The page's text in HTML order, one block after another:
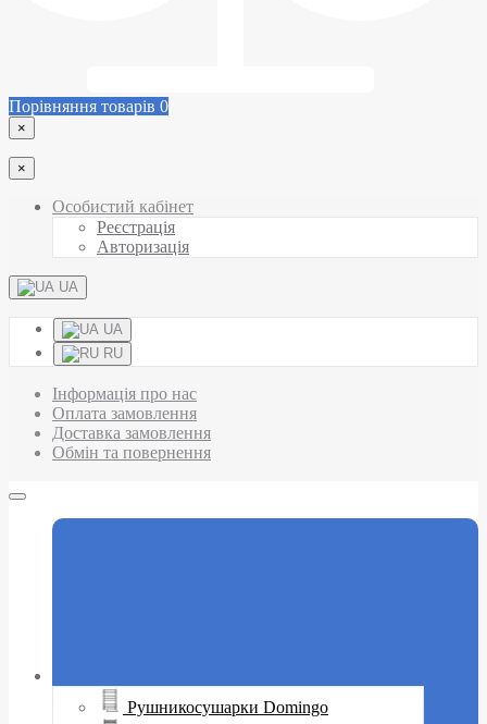
Порівняння товарів 0
×
×
Особистий кабінет
Реєстрація
Авторизація
UA
UA
RU
Інформація про нас
Оплата замовлення
Доставка замовлення
Обмін та повернення
Рушникосушарки Domingo